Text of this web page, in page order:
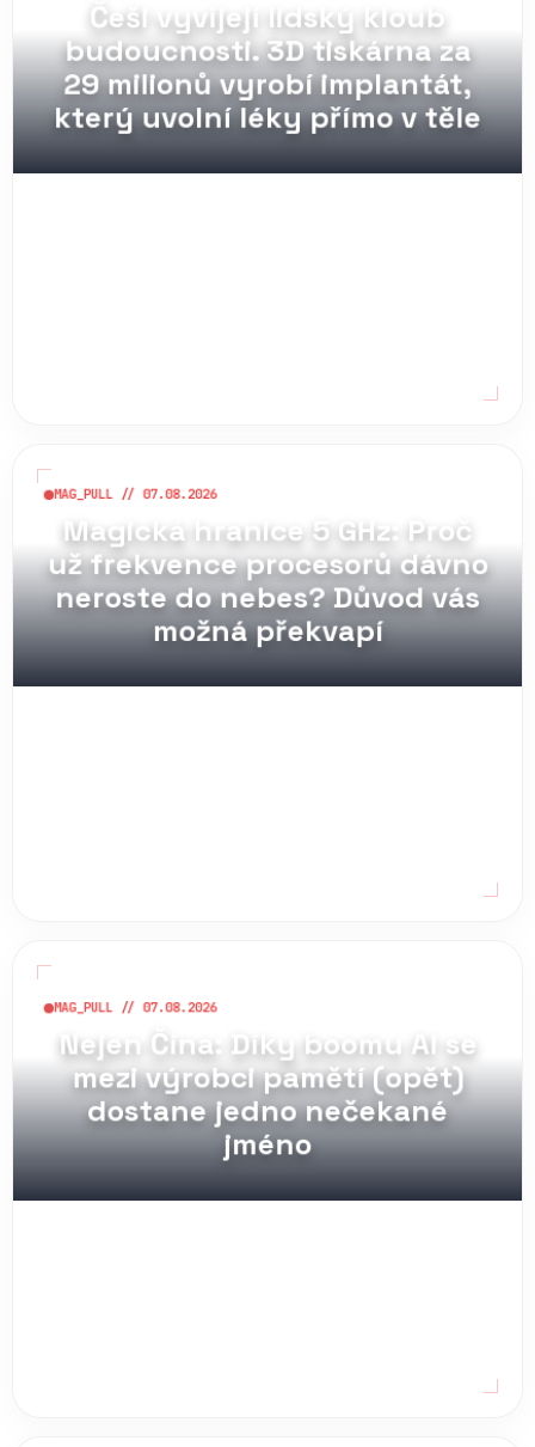
Češi vyvíjejí lidský kloub
budoucnosti. 3D tiskárna za
29 milionů vyrobí implantát,
který uvolní léky přímo v těle
MAG_PULL // 07.08.2026
Magická hranice 5 GHz: Proč
už frekvence procesorů dávno
neroste do nebes? Důvod vás
možná překvapí
Nejen Čína: Díky boomu AI se
mezi výrobci pamětí (opět)
dostane jedno nečekané
jméno